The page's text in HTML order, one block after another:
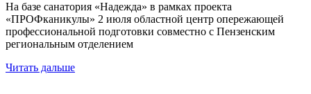
На базе санатория «Надежда» в рамках проекта
«ПРОФканикулы» 2 июля областной центр опережающей
профессиональной подготовки совместно с Пензенским
региональным отделением
Читать дальше